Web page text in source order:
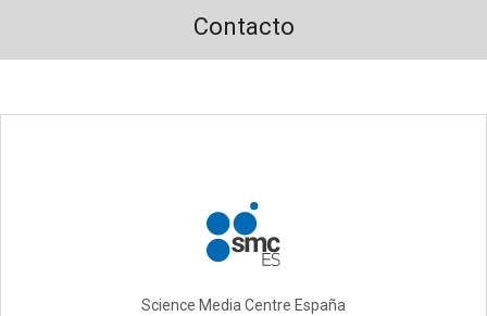
Contacto
Science Media Centre España